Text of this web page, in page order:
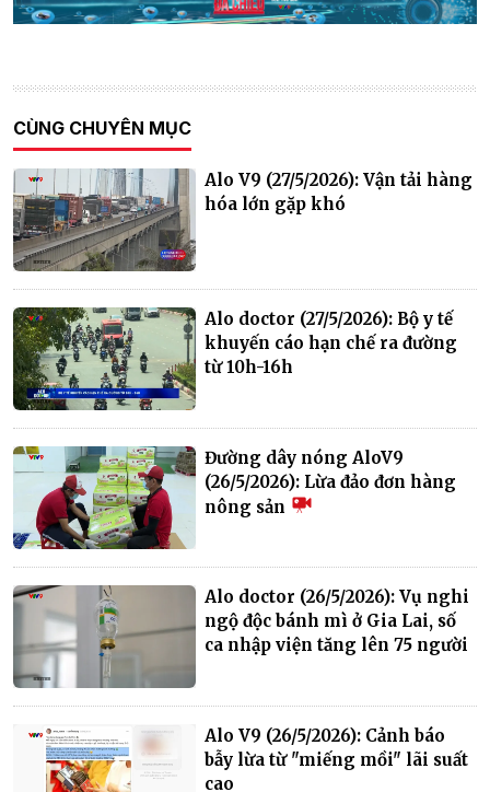
CÙNG CHUYÊN MỤC
Alo V9 (27/5/2026): Vận tải hàng
hóa lớn gặp khó
Alo doctor (27/5/2026): Bộ y tế
khuyến cáo hạn chế ra đường
từ 10h-16h
Đường dây nóng AloV9
(26/5/2026): Lừa đảo đơn hàng
nông sản
Alo doctor (26/5/2026): Vụ nghi
ngộ độc bánh mì ở Gia Lai, số
ca nhập viện tăng lên 75 người
Alo V9 (26/5/2026): Cảnh báo
bẫy lừa từ "miếng mồi" lãi suất
cao